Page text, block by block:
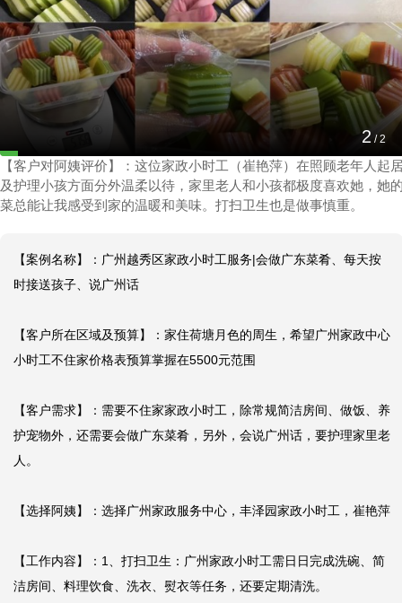
2 /2
广州越秀区家政小时工服务|会做广东菜肴、每天
按时接送孩子、说广州话
2025-08-22 11:54:06
【客户对阿姨评价】：这位家政小时工（崔艳萍）在照顾老年人起
及护理小孩方面分外温柔以待，家里老人和小孩都极度喜欢她，她
菜总能让我感受到家的温暖和美味。打扫卫生也是做事慎重。
【案例名称】：广州越秀区家政小时工服务|会做广东菜肴、每天按
时接送孩子、说广州话
【客户所在区域及预算】：家住荷塘月色的周生，希望广州家政中心
小时工不住家价格表预算掌握在5500元范围
【客户需求】：需要不住家家政小时工，除常规简洁房间、做饭、养
护宠物外，还需要会做广东菜肴，另外，会说广州话，要护理家里老
人。
【选择阿姨】：选择广州家政服务中心，丰泽园家政小时工，崔艳萍
【工作内容】：1、打扫卫生：广州家政小时工需日日完成洗碗、简
洁房间、料理饮食、洗衣、熨衣等任务，还要定期清洗。